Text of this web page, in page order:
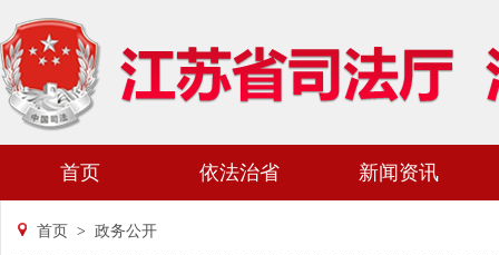
首页 依法治省 新闻资讯
首页 > 政务公开